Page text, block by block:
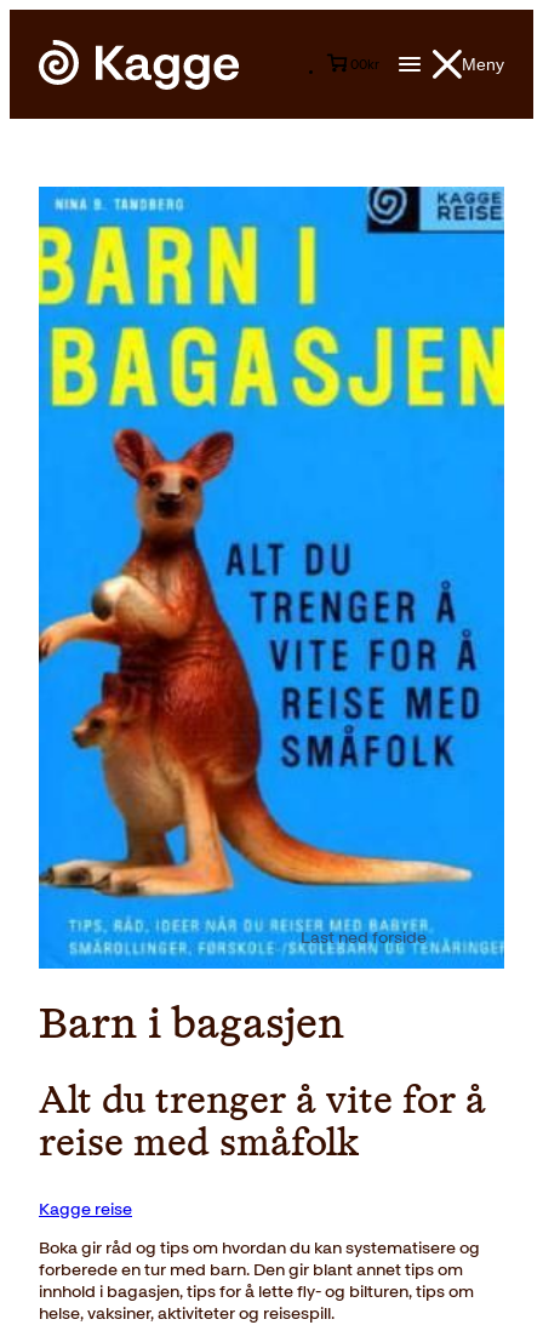
Meny
00kr
Last ned forside
Barn i bagasjen
Alt du trenger å vite for å
reise med småfolk
Kagge reise
Boka gir råd og tips om hvordan du kan systematisere og
forberede en tur med barn. Den gir blant annet tips om
innhold i bagasjen, tips for å lette fly- og bilturen, tips om
helse, vaksiner, aktiviteter og reisespill.